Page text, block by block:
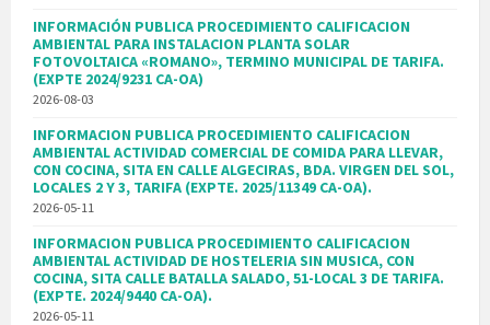
INFORMACIÓN PUBLICA PROCEDIMIENTO CALIFICACION
AMBIENTAL PARA INSTALACION PLANTA SOLAR
FOTOVOLTAICA «ROMANO», TERMINO MUNICIPAL DE TARIFA.
(EXPTE 2024/9231 CA-OA)
2026-08-03
INFORMACION PUBLICA PROCEDIMIENTO CALIFICACION
AMBIENTAL ACTIVIDAD COMERCIAL DE COMIDA PARA LLEVAR,
CON COCINA, SITA EN CALLE ALGECIRAS, BDA. VIRGEN DEL SOL,
LOCALES 2 Y 3, TARIFA (EXPTE. 2025/11349 CA-OA).
2026-05-11
INFORMACION PUBLICA PROCEDIMIENTO CALIFICACION
AMBIENTAL ACTIVIDAD DE HOSTELERIA SIN MUSICA, CON
COCINA, SITA CALLE BATALLA SALADO, 51-LOCAL 3 DE TARIFA.
(EXPTE. 2024/9440 CA-OA).
2026-05-11